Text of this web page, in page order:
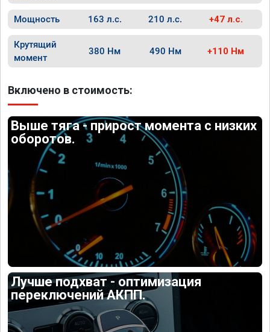
Мощность 163 л.с. 210 л.с. +47 л.с.
Крутящий
момент
380 Нм 490 Нм +110 Нм
Включено в стоимость:
Выше тяга - прирост момента с низких
оборотов.
Лучше подхват - оптимизация
переключений АКПП.